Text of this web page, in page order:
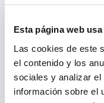
Esta página web
Las cookies de este
el contenido y los
sociales y analizar
información sobre el